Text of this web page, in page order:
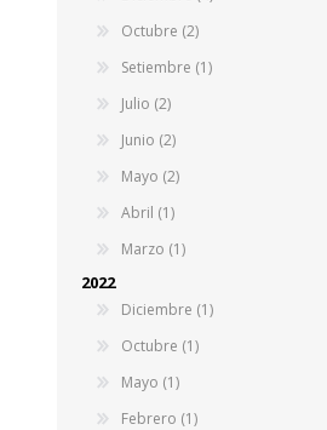
Octubre (2)
Setiembre (1)
Julio (2)
Junio (2)
Mayo (2)
Abril (1)
Marzo (1)
2022
Diciembre (1)
Octubre (1)
Mayo (1)
Febrero (1)